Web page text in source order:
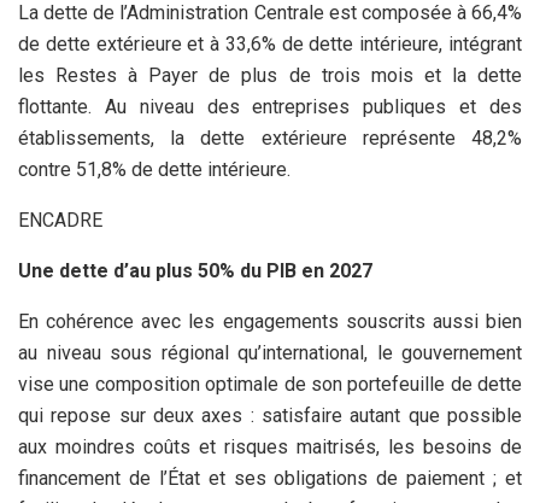
La dette de l’Administration Centrale est composée à 66,4%
de dette extérieure et à 33,6% de dette intérieure, intégrant
les Restes à Payer de plus de trois mois et la dette
flottante. Au niveau des entreprises publiques et des
établissements, la dette extérieure représente 48,2%
contre 51,8% de dette intérieure.
ENCADRE
Une dette d’au plus 50% du PIB en 2027
En cohérence avec les engagements souscrits aussi bien
au niveau sous régional qu’international, le gouvernement
vise une composition optimale de son portefeuille de dette
qui repose sur deux axes : satisfaire autant que possible
aux moindres coûts et risques maitrisés, les besoins de
financement de l’État et ses obligations de paiement ; et